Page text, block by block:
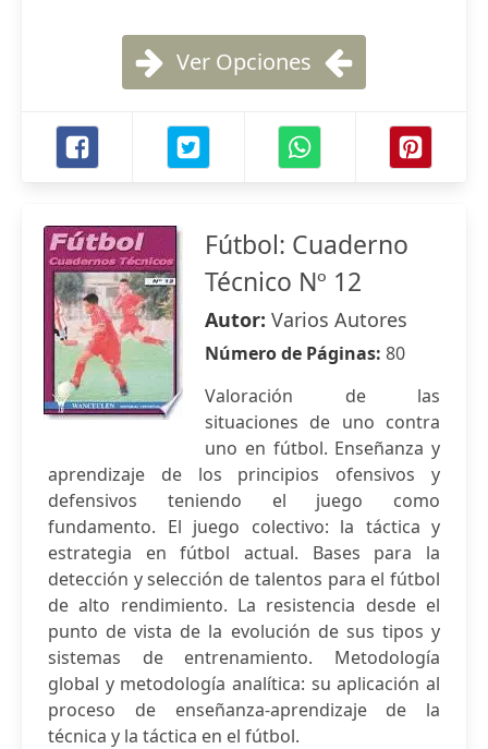
Ver Opciones
Fútbol: Cuaderno
Técnico Nº 12
Autor: Varios Autores
Número de Páginas: 80
Valoración de las
situaciones de uno contra
uno en fútbol. Enseñanza y
aprendizaje de los principios ofensivos y
defensivos teniendo el juego como
fundamento. El juego colectivo: la táctica y
estrategia en fútbol actual. Bases para la
detección y selección de talentos para el fútbol
de alto rendimiento. La resistencia desde el
punto de vista de la evolución de sus tipos y
sistemas de entrenamiento. Metodología
global y metodología analítica: su aplicación al
proceso de enseñanza-aprendizaje de la
técnica y la táctica en el fútbol.